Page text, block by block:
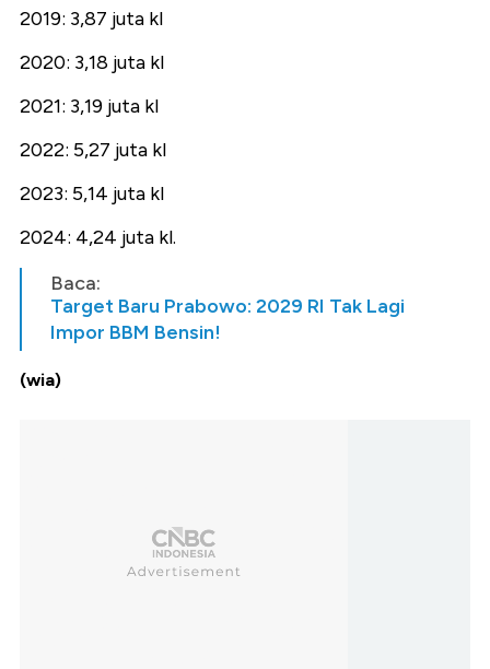
2019: 3,87 juta kl
2020: 3,18 juta kl
2021: 3,19 juta kl
2022: 5,27 juta kl
2023: 5,14 juta kl
2024: 4,24 juta kl.
Baca:
Target Baru Prabowo: 2029 RI Tak Lagi
Impor BBM Bensin!
(wia)